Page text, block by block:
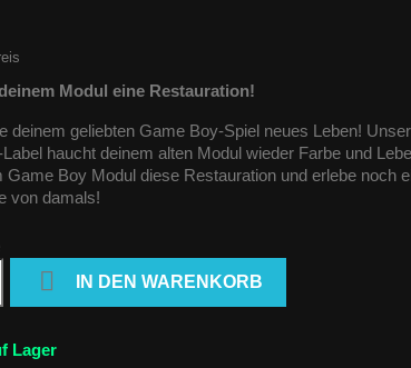
Modul eine Restauration!
deinem geliebten Game Boy-Spiel neues Leben!
haucht deinem alten Modul wieder Farbe und
Game Boy Modul diese Restauration und erlebe noch
von damals!
 IN DEN WARENKORB
Lager